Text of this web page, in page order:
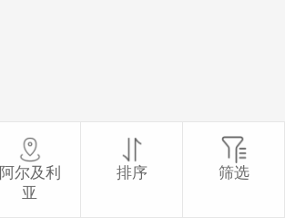
阿尔及利
亚
排序 筛选